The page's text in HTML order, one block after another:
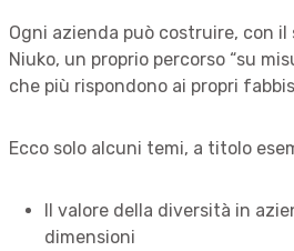
Ogni azienda può costruire, con
Niuko, un proprio percorso “su
che più rispondono ai propri
Ecco solo alcuni temi, a titolo
Il valore della diversità in
dimensioni